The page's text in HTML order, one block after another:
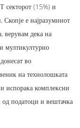
секторот (15%) и
Скопје е најразумниот
верувам дека на
мултикултурно
во
на технолошката
испорака комплексни
податоци и вештачка